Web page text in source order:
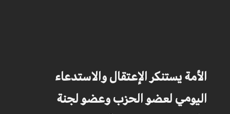
الأمة يستنكر الإعتقال والاستدعاء
اليومي لعضو الحزب وعضو لجنة